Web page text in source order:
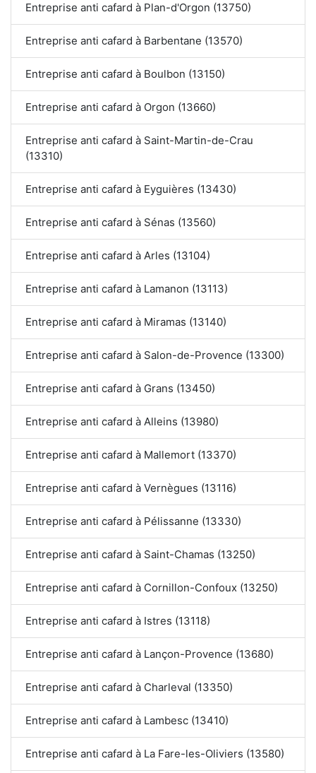
Entreprise anti cafard à Plan-d'Orgon (13750)
Entreprise anti cafard à Barbentane (13570)
Entreprise anti cafard à Boulbon (13150)
Entreprise anti cafard à Orgon (13660)
Entreprise anti cafard à Saint-Martin-de-Crau
(13310)
Entreprise anti cafard à Eyguières (13430)
Entreprise anti cafard à Sénas (13560)
Entreprise anti cafard à Arles (13104)
Entreprise anti cafard à Lamanon (13113)
Entreprise anti cafard à Miramas (13140)
Entreprise anti cafard à Salon-de-Provence (13300)
Entreprise anti cafard à Grans (13450)
Entreprise anti cafard à Alleins (13980)
Entreprise anti cafard à Mallemort (13370)
Entreprise anti cafard à Vernègues (13116)
Entreprise anti cafard à Pélissanne (13330)
Entreprise anti cafard à Saint-Chamas (13250)
Entreprise anti cafard à Cornillon-Confoux (13250)
Entreprise anti cafard à Istres (13118)
Entreprise anti cafard à Lançon-Provence (13680)
Entreprise anti cafard à Charleval (13350)
Entreprise anti cafard à Lambesc (13410)
Entreprise anti cafard à La Fare-les-Oliviers (13580)